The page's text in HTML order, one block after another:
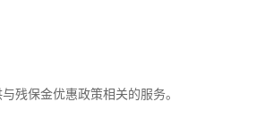
残保金优惠政策相关的服务。